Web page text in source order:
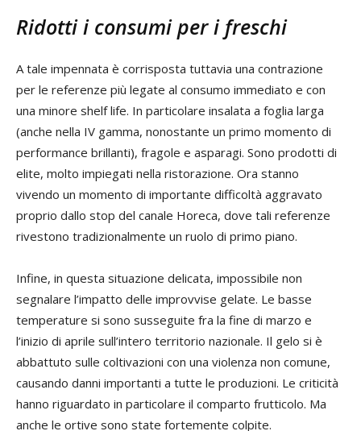
Ridotti i consumi per i freschi
A tale impennata è corrisposta tuttavia una contrazione
per le referenze più legate al consumo immediato e con
una minore shelf life. In particolare insalata a foglia larga
(anche nella IV gamma, nonostante un primo momento di
performance brillanti), fragole e asparagi. Sono prodotti di
elite, molto impiegati nella ristorazione. Ora stanno
vivendo un momento di importante difficoltà aggravato
proprio dallo stop del canale Horeca, dove tali referenze
rivestono tradizionalmente un ruolo di primo piano.
Infine, in questa situazione delicata, impossibile non
segnalare l’impatto delle improvvise gelate. Le basse
temperature si sono susseguite fra la fine di marzo e
l’inizio di aprile sull’intero territorio nazionale. Il gelo si è
abbattuto sulle coltivazioni con una violenza non comune,
causando danni importanti a tutte le produzioni. Le criticità
hanno riguardato in particolare il comparto frutticolo. Ma
anche le ortive sono state fortemente colpite.